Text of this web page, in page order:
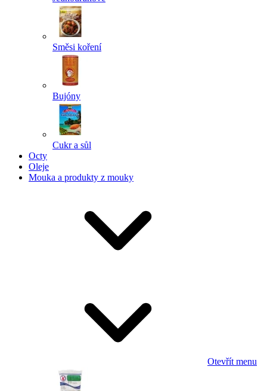
Směsi koření
Bujóny
Cukr a sůl
Octy
Oleje
Mouka a produkty z mouky
Otevřít menu
Powered by chaterimo